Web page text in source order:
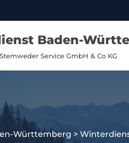
Baden-
Service GmbH & Co KG
Württemberg >